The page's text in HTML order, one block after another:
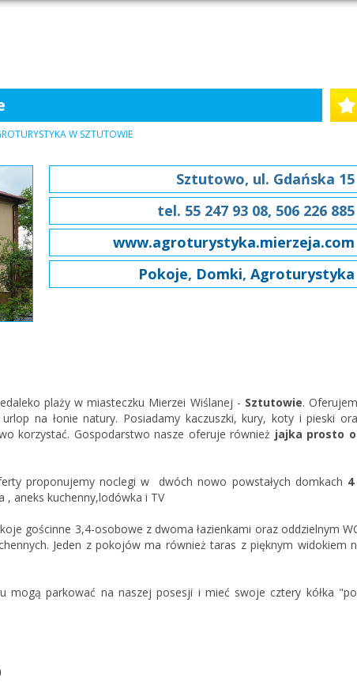
W SZTUTOWIE
Sztutowo, ul. Gdańska 15
tel. 55 247 93 08, 506 226 885
www.agroturystyka.mierzeja.com
Pokoje, Domki, Agroturystyka
plaży w miasteczku Mierzei Wiślanej - Sztutowie.
na łonie natury. Posiadamy kaczuszki, kury, koty i pieski
korzystać. Gospodarstwo nasze oferuje również jajka prosto
proponujemy noclegi w dwóch nowo powstałych domkach
, aneks kuchenny,lodówka i TV
gościnne 3,4-osobowe z dwoma łazienkami oraz oddzielnym
Jeden z pokojów ma również taras z pięknym widokiem
mogą parkować na naszej posesji i mieć swoje cztery kółka